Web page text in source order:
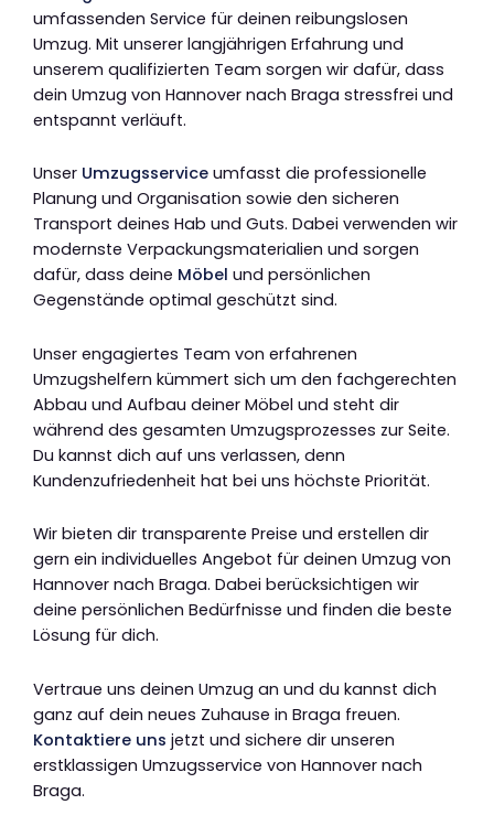
umfassenden Service für deinen reibungslosen
Umzug. Mit unserer langjährigen Erfahrung und
unserem qualifizierten Team sorgen wir dafür, dass
dein Umzug von Hannover nach Braga stressfrei und
entspannt verläuft.
Unser Umzugsservice umfasst die professionelle
Planung und Organisation sowie den sicheren
Transport deines Hab und Guts. Dabei verwenden wir
modernste Verpackungsmaterialien und sorgen
dafür, dass deine Möbel und persönlichen
Gegenstände optimal geschützt sind.
Unser engagiertes Team von erfahrenen
Umzugshelfern kümmert sich um den fachgerechten
Abbau und Aufbau deiner Möbel und steht dir
während des gesamten Umzugsprozesses zur Seite.
Du kannst dich auf uns verlassen, denn
Kundenzufriedenheit hat bei uns höchste Priorität.
Wir bieten dir transparente Preise und erstellen dir
gern ein individuelles Angebot für deinen Umzug von
Hannover nach Braga. Dabei berücksichtigen wir
deine persönlichen Bedürfnisse und finden die beste
Lösung für dich.
Vertraue uns deinen Umzug an und du kannst dich
ganz auf dein neues Zuhause in Braga freuen.
Kontaktiere uns jetzt und sichere dir unseren
erstklassigen Umzugsservice von Hannover nach
Braga.